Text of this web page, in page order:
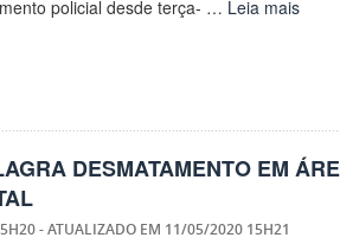
policial desde terça- … Leia mais
DESMATAMENTO EM
- ATUALIZADO EM 11/05/2020 15H21